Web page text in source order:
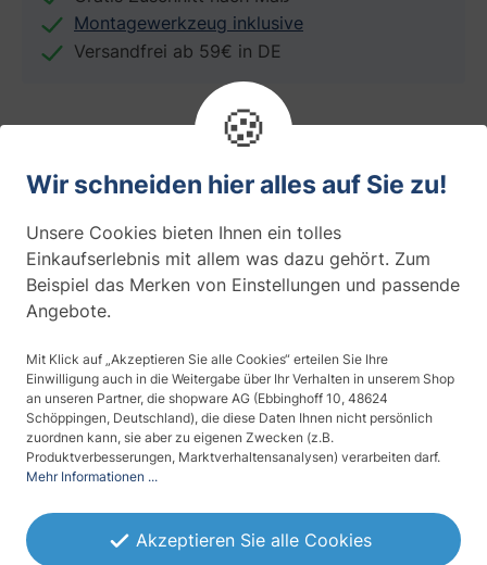
Montagewerkzeug inklusive
Versandfrei ab 59€ in DE
Folieneigenschaften
Anwendung
Glastür
Modern
Design
Splitter, Dreiecke
🍪
Wir schneiden hier alles auf Sie zu!
Unsere Cookies bieten Ihnen ein tolles
Einkaufserlebnis mit allem was dazu gehört. Zum
Beispiel das Merken von Einstellungen und passende
Angebote.
Mit Klick auf „Akzeptieren Sie alle Cookies“ erteilen Sie Ihre
Einwilligung auch in die Weitergabe über Ihr Verhalten in unserem Shop
an unseren Partner, die shopware AG (Ebbinghoff 10, 48624
Schöppingen, Deutschland), die diese Daten Ihnen nicht persönlich
zuordnen kann, sie aber zu eigenen Zwecken (z.B.
Produktverbesserungen, Marktverhaltensanalysen) verarbeiten darf.
Mehr Informationen ...
Akzeptieren Sie alle Cookies